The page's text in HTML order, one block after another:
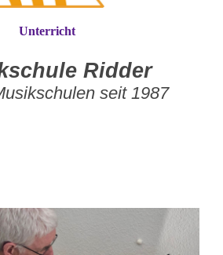
Ridder
seit 1987
Unterricht